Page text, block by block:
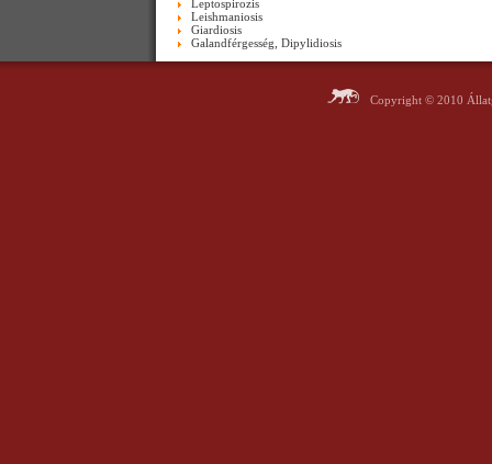
Leptospirozis
Leishmaniosis
Giardiosis
Galandférgesség, Dipylidiosis
Copyright © 2010